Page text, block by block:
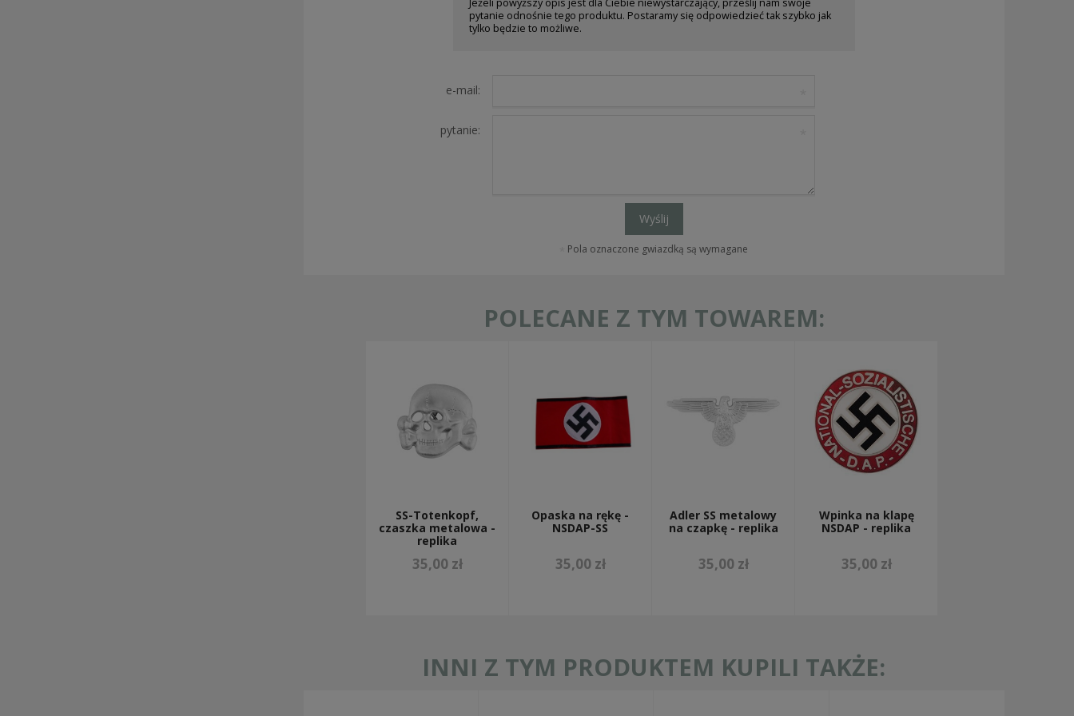
Jeżeli powyższy opis jest dla Ciebie niewystarczający, prześlij nam swoje
pytanie odnośnie tego produktu. Postaramy się odpowiedzieć tak szybko jak
tylko będzie to możliwe.
e-mail:
pytanie:
Wyślij
Pola oznaczone gwiazdką są wymagane
POLECANE Z TYM TOWAREM:
SS-Totenkopf,
czaszka metalowa -
replika
35,00 zł
Opaska na rękę -
NSDAP-SS
35,00 zł
Adler SS metalowy
na czapkę - replika
35,00 zł
Wpinka na klapę
NSDAP - replika
35,00 zł
INNI Z TYM PRODUKTEM KUPILI TAKŻE: